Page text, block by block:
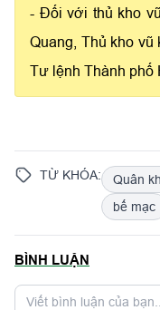
- Đối với thủ kho
Quang, Thủ kho vũ
Tư lệnh Thành phố
TỪ KHÓA: Quân
bế mạc
BÌNH LUẬN